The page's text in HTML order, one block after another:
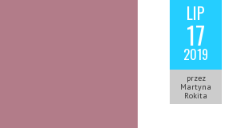
LIP
17
2019
przez
Martyna
Rokita